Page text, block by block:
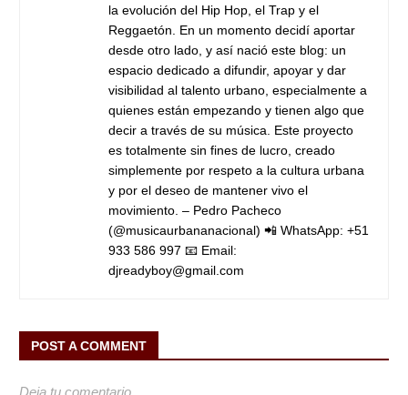
la evolución del Hip Hop, el Trap y el
Reggaetón. En un momento decidí aportar
desde otro lado, y así nació este blog: un
espacio dedicado a difundir, apoyar y dar
visibilidad al talento urbano, especialmente a
quienes están empezando y tienen algo que
decir a través de su música. Este proyecto
es totalmente sin fines de lucro, creado
simplemente por respeto a la cultura urbana
y por el deseo de mantener vivo el
movimiento. – Pedro Pacheco
(@musicaurbananacional) 📲 WhatsApp: +51
933 586 997 📧 Email:
djreadyboy@gmail.com
POST A COMMENT